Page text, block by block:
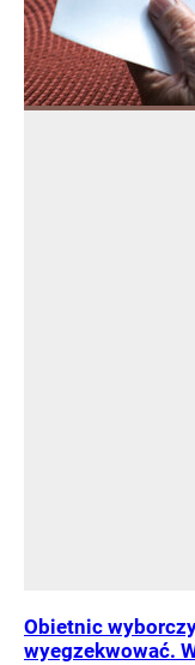
Obietnic
wyegzekwować.